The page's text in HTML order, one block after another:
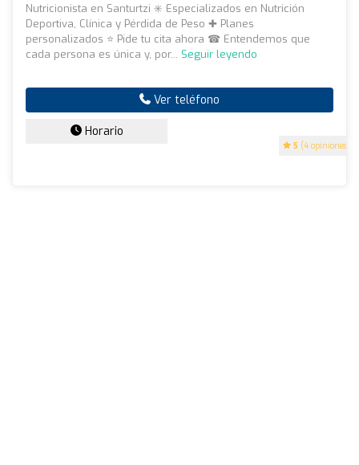
5 (4 opiniones)
Nutricionista en Santurtzi ✳️ Especializados en Nutrición
Deportiva, Clínica y Pérdida de Peso ✚ Planes
personalizados ⭐ Pide tu cita ahora ☎ Entendemos que
cada persona es única y, por... Seguir leyendo
Ver teléfono
Horario